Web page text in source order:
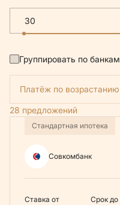
Группировать по банкам
Платёж по возрастанию
28 предложений
Стандартная ипотека
Совкомбанк
Ставка от
Срок до